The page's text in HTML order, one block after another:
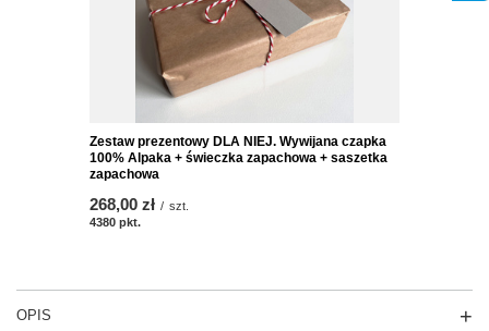
Zestaw prezentowy DLA NIEJ. Wywijana czapka
100% Alpaka + świeczka zapachowa + saszetka
zapachowa
268,00 zł / szt.
4380 pkt.
OPIS